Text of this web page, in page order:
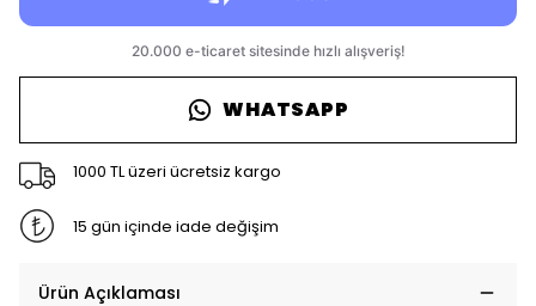
WHATSAPP
1000 TL üzeri ücretsiz kargo
15 gün içinde iade değişim
Ürün Açıklaması